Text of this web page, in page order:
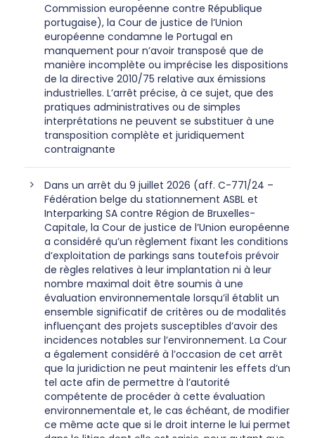
Commission européenne contre République
portugaise), la Cour de justice de l’Union
européenne condamne le Portugal en
manquement pour n’avoir transposé que de
manière incomplète ou imprécise les dispositions
de la directive 2010/75 relative aux émissions
industrielles. L’arrêt précise, à ce sujet, que des
pratiques administratives ou de simples
interprétations ne peuvent se substituer à une
transposition complète et juridiquement
contraignante
Dans un arrêt du 9 juillet 2026 (aff. C-771/24 –
Fédération belge du stationnement ASBL et
Interparking SA contre Région de Bruxelles-
Capitale, la Cour de justice de l’Union européenne
a considéré qu’un règlement fixant les conditions
d’exploitation de parkings sans toutefois prévoir
de règles relatives à leur implantation ni à leur
nombre maximal doit être soumis à une
évaluation environnementale lorsqu’il établit un
ensemble significatif de critères ou de modalités
influençant des projets susceptibles d’avoir des
incidences notables sur l’environnement. La Cour
a également considéré à l’occasion de cet arrêt
que la juridiction ne peut maintenir les effets d’un
tel acte afin de permettre à l’autorité
compétente de procéder à cette évaluation
environnementale et, le cas échéant, de modifier
ce même acte que si le droit interne le lui permet